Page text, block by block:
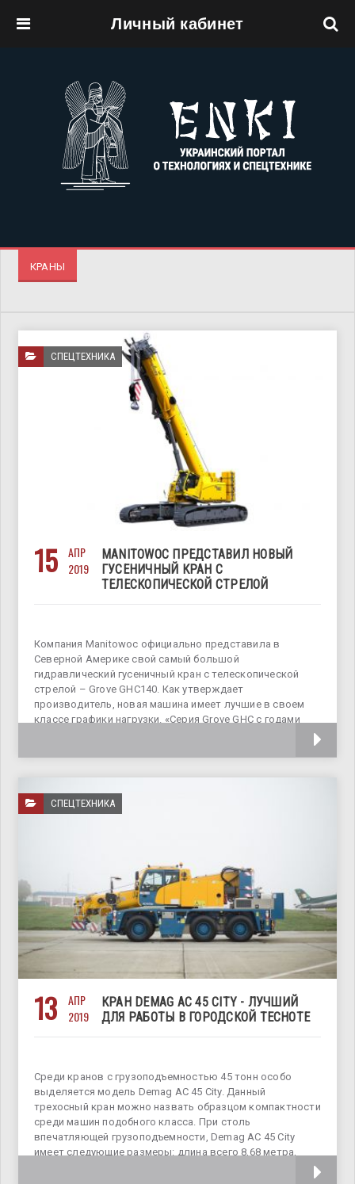
Личный кабинет
КРАНЫ
СПЕЦТЕХНИКА
15
АПР
2019
MANITOWOC ПРЕДСТАВИЛ НОВЫЙ
ГУСЕНИЧНЫЙ КРАН С
ТЕЛЕСКОПИЧЕСКОЙ СТРЕЛОЙ
Компания Manitowoc официально представила в
Северной Америке свой самый большой
гидравлический гусеничный кран с телескопической
стрелой – Grove GHC140. Как утверждает
производитель, новая машина имеет лучшие в своем
классе графики нагрузки. «Серия Grove GHC с годами
СПЕЦТЕХНИКА
13
АПР
2019
КРАН DEMAG AC 45 CITY - ЛУЧШИЙ
ДЛЯ РАБОТЫ В ГОРОДСКОЙ ТЕСНОТЕ
Среди кранов с грузоподъемностью 45 тонн особо
выделяется модель Demag AC 45 City. Данный
трехосный кран можно назвать образцом компактности
среди машин подобного класса. При столь
впечатляющей грузоподъемности, Demag AC 45 City
имеет следующие размеры: длина всего 8,68 метра,